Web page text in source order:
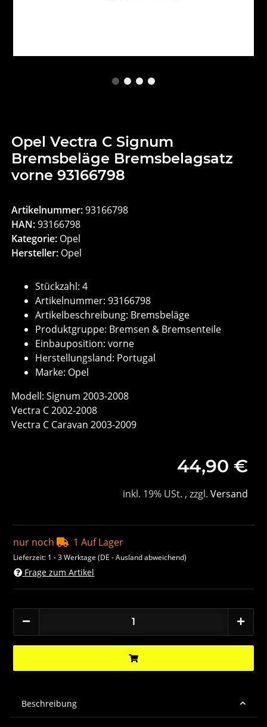
Opel Vectra C Signum
Bremsbeläge Bremsbelagsatz
vorne 93166798
Artikelnummer:93166798
HAN:93166798
Kategorie: Opel
Hersteller: Opel
Stückzahl: 4
Artikelnummer: 93166798
Artikelbeschreibung: Bremsbeläge
Produktgruppe: Bremsen & Bremsenteile
Einbauposition: vorne
Herstellungsland: Portugal
Marke: Opel
Modell: Signum 2003-2008
Vectra C 2002-2008
Vectra C Caravan 2003-2009
44,90 €
inkl. 19% USt. , zzgl. Versand
nur noch 1 Auf Lager
Lieferzeit: 1 - 3 Werktage(DE - Ausland abweichend)
Frage zum Artikel
Beschreibung